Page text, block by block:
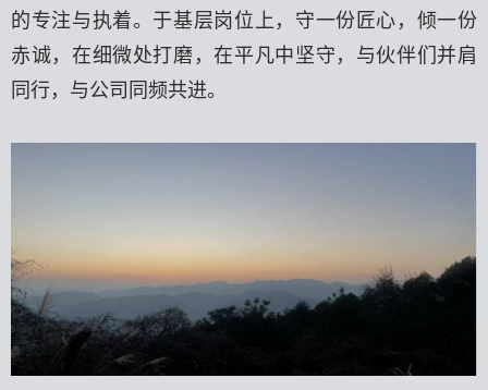
的专注与执着。于基层岗位上，守一份匠心，倾一份
赤诚，在细微处打磨，在平凡中坚守，与伙伴们并肩
同行，与公司同频共进。